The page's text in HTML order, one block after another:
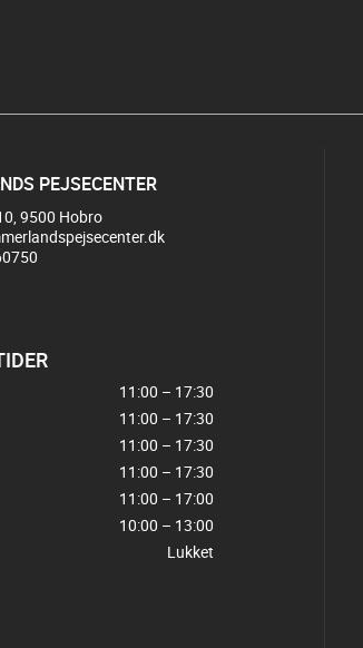
PEJSECENTER
9500 Hobro
11:00 – 17:30
11:00 – 17:30
11:00 – 17:30
11:00 – 17:30
11:00 – 17:00
10:00 – 13:00
Lukket